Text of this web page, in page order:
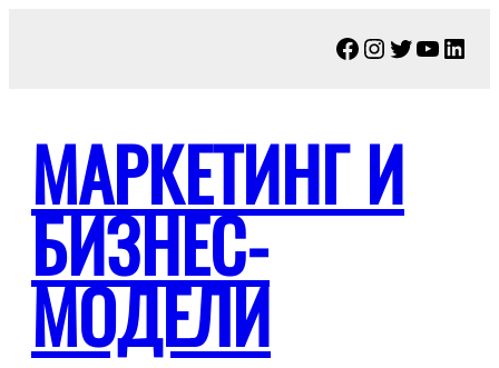
Facebook
Instagram
Twitter
МАРКЕТИНГ И
БИЗНЕС-
МОДЕЛИ